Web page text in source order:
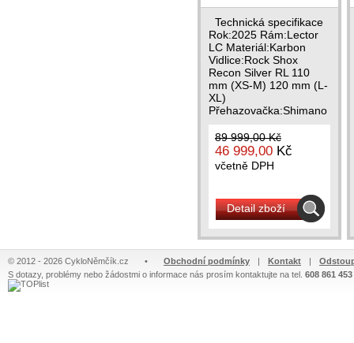
Technická specifikace
Rok:2025 Rám:Lector
LC Materiál:Karbon
Vidlice:Rock Shox
Recon Silver RL 110
mm (XS-M) 120 mm (L-
XL)
Přehazovačka:Shimano
89 999,00 Kč
46 999,00 Kč
včetně DPH
Detail zboží
© 2012 - 2026 CykloNěmčík.cz • Obchodní podmínky | Kontakt |
S dotazy, problémy nebo žádostmi o informace nás prosím kontaktujte na tel. 608 861 453